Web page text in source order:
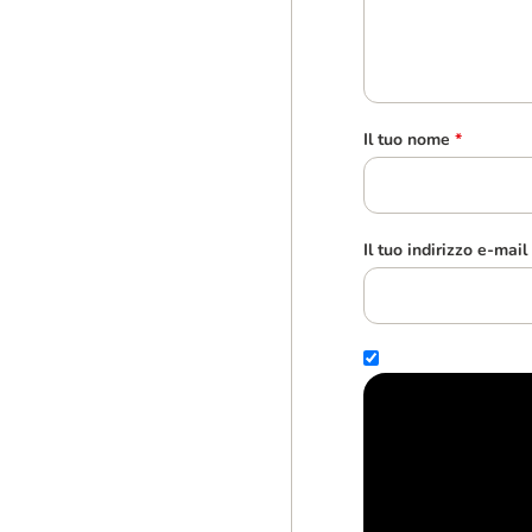
Il tuo nome *
Il tuo indirizzo e-mail